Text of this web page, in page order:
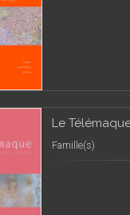
Le
Famille(s)